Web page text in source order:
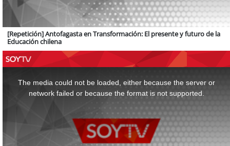
[Repetición] Antofagasta en Transformación: El presente y futuro de la
Educación chilena
The media could not be loaded, either because the server or
network failed or because the format is not supported.